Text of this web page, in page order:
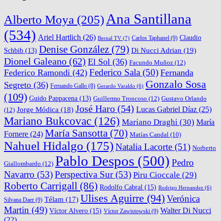
Alberto Moya (205) Ana Santillana
(534) Ariel Hartlich (26) Bernal TV (7) Carlos Taphanel (9) Claudio
Schbib (13) Denise González (79) Di Nucci Adrian (19)
Dionel Galeano (62) El Sol (36) Facundo Muñoz (12)
Federico Ramondi (42) Federico Sala (50) Fernanda
Segreto (36) Fernando Gallo (8) Gerardo Varaldo (6) Gonzalo Sosa
(109) Guido Pappacena (13) Guillermo Troncoso (12) Gustavo Orlando
(12) Jorge Módica (18) José Haro (54) Lucas Gabriel Díaz (25)
Mariano Bukcovac (126) Mariano Draghi (30) María
Fornere (24) María Sansotta (70) Matías Candal (10)
Nahuel Hidalgo (175)Natalia Lacorte (51) Norberto
Giallombardo (12) Pablo Despos (500) Pedro
Navarro (53)Perspectiva Sur(53) Piru Cioccale (29)
Roberto Carrigall (86) Rodolfo Cabral (15) Rodrigo Hernandez (6)
Silvana Daer (9) Télam (17) Ulises Aguirre (94)Verónica
Martin (49) Víctor Alvero (15) Víctor Zawistowski (9) Walter Di Nucci